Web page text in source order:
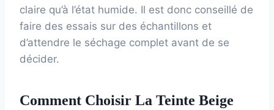
claire qu’à l’état humide. Il est donc conseillé de
faire des essais sur des échantillons et
d’attendre le séchage complet avant de se
décider.
Comment Choisir La Teinte Beige